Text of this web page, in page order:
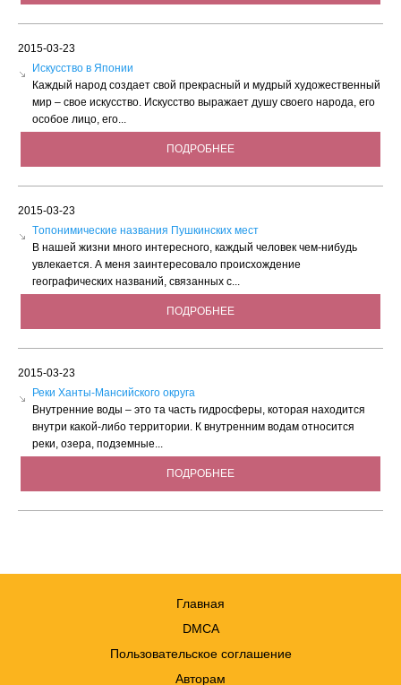
2015-03-23
Искусство в Японии
Каждый народ создает свой прекрасный и мудрый художественный
мир – свое искусство. Искусство выражает душу своего народа, его
особое лицо, его...
ПОДРОБНЕЕ
2015-03-23
Tопонимические названия Пушкинских мест
В нашей жизни много интересного, каждый человек чем-нибудь
увлекается. А меня заинтересовало происхождение
географических названий, связанных с...
ПОДРОБНЕЕ
2015-03-23
Реки Ханты-Мансийского округа
Внутренние воды – это та часть гидросферы, которая находится
внутри какой-либо территории. К внутренним водам относится
реки, озера, подземные...
ПОДРОБНЕЕ
Главная
DMCA
Пользовательское соглашение
Авторам